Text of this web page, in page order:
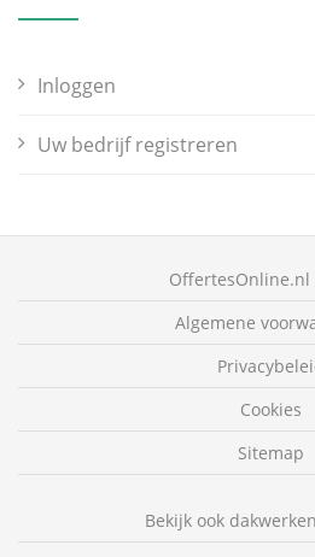
Inloggen
Uw bedrijf registreren
Algemene
Cookies
Sitemap
Bekijk ook